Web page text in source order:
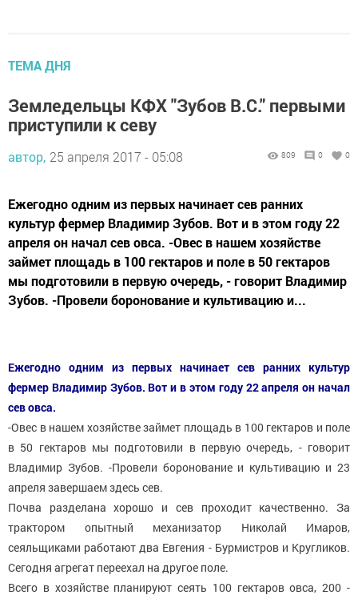
ТЕМА ДНЯ
Земледельцы КФХ "Зубов В.С." первыми
приступили к севу
автор, 25 апреля 2017 - 05:08 809 0 0
Ежегодно одним из первых начинает сев ранних
культур фермер Владимир Зубов. Вот и в этом году 22
апреля он начал сев овса. -Овес в нашем хозяйстве
займет площадь в 100 гектаров и поле в 50 гектаров
мы подготовили в первую очередь, - говорит Владимир
Зубов. -Провели боронование и культивацию и...
Ежегодно одним из первых начинает сев ранних культур
фермер Владимир Зубов. Вот и в этом году 22 апреля он начал
сев овса.
-Овес в нашем хозяйстве займет площадь в 100 гектаров и поле
в 50 гектаров мы подготовили в первую очередь, - говорит
Владимир Зубов. -Провели боронование и культивацию и 23
апреля завершаем здесь сев.
Почва разделана хорошо и сев проходит качественно. За
трактором опытный механизатор Николай Имаров,
сеяльщиками работают два Евгения - Бурмистров и Кругликов.
Сегодня агрегат переехал на другое поле.
Всего в хозяйстве планируют сеять 100 гектаров овса, 200 -